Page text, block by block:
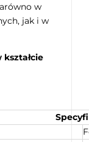
w
jak i w